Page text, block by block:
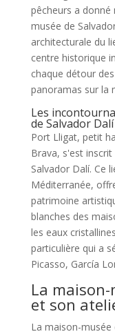
pêcheurs a donné
musée de
architecturale du
centre historique
chaque détour
panoramas sur la
Les
de Salvador Dalí
Port Lligat, petit
Brava, s'est
Salvador Dalí. Ce
Méditerranée,
patrimoine
blanches des
les eaux
particulière qui a
Picasso, García
La
et son
La maison-